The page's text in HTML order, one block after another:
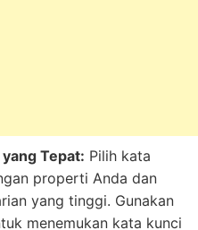
Tepat: Pilih kata
properti Anda dan
yang tinggi. Gunakan
menemukan kata kunci